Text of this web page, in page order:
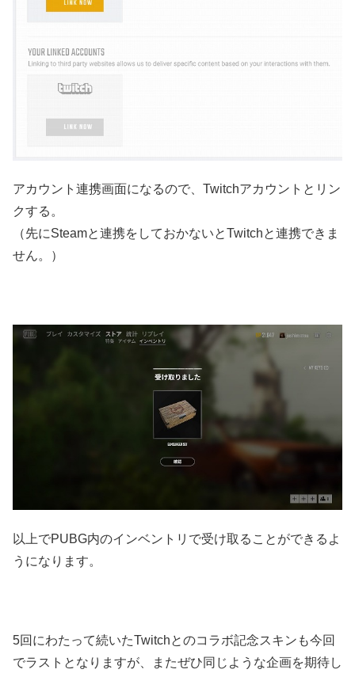
アカウント連携画面になるので、Twitchアカウントとリン
クする。
（先にSteamと連携をしておかないとTwitchと連携できま
せん。）
以上でPUBG内のインベントリで受け取ることができるよ
うになります。
5回にわたって続いたTwitchとのコラボ記念スキンも今回
でラストとなりますが、またぜひ同じような企画を期待し